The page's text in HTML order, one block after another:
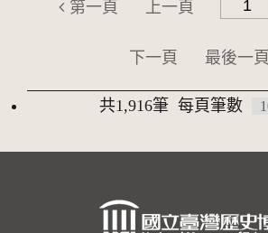
第一頁 上一頁
下一頁 最後一頁
共1,916筆 每頁筆數